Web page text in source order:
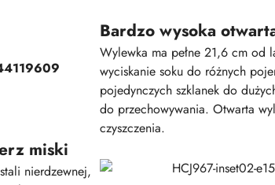
Bardzo wysoka
Wylewka ma pełne 21,6 cm od
wyciskanie soku do różnych
pojedynczych szklanek do
do przechowywania. Otwarta
czyszczenia.
miski
nierdzewnej,